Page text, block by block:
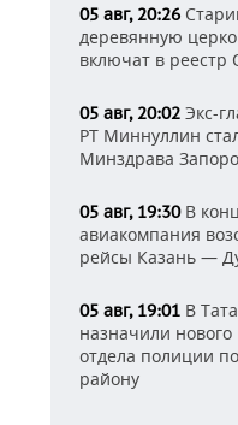
05 авг, 20:26
деревянную
включат в реестр
05 авг, 20:02 Экс-
РТ Миннуллин
Минздрава
05 авг, 19:30В
авиакомпания
рейсы Казань —
05 авг, 19:01 В
назначили
отдела полиции
району